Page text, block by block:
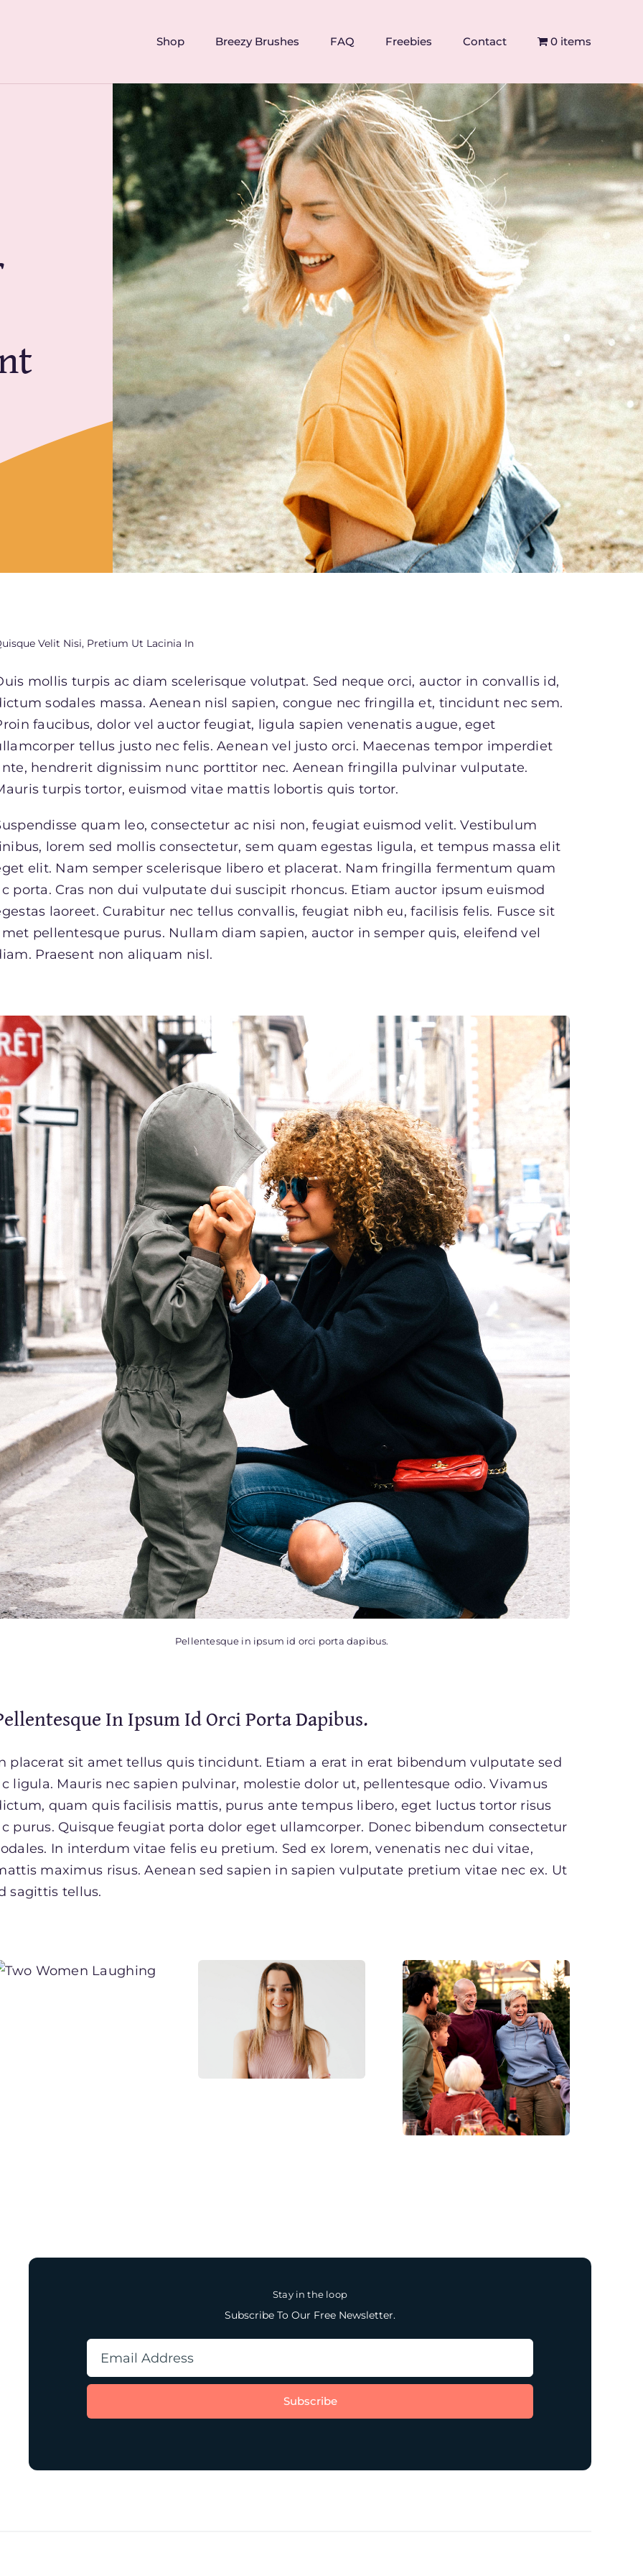
Shop Breezy Brushes FAQ Freebies Contact 0 items
Velit Nisi, Pretium Ut Lacinia In
mollis turpis ac diam scelerisque volutpat. Sed neque orci, auctor in convallis id,
sodales massa. Aenean nisl sapien, congue nec fringilla et, tincidunt nec sem.
faucibus, dolor vel auctor feugiat, ligula sapien venenatis augue, eget
tellus justo nec felis. Aenean vel justo orci. Maecenas tempor imperdiet
hendrerit dignissim nunc porttitor nec. Aenean fringilla pulvinar vulputate.
turpis tortor, euismod vitae mattis lobortis quis tortor.
quam leo, consectetur ac nisi non, feugiat euismod velit. Vestibulum
lorem sed mollis consectetur, sem quam egestas ligula, et tempus massa elit
elit. Nam semper scelerisque libero et placerat. Nam fringilla fermentum quam
porta. Cras non dui vulputate dui suscipit rhoncus. Etiam auctor ipsum euismod
laoreet. Curabitur nec tellus convallis, feugiat nibh eu, facilisis felis. Fusce sit
pellentesque purus. Nullam diam sapien, auctor in semper quis, eleifend vel
Praesent non aliquam nisl.
Pellentesque in ipsum id orci porta dapibus.
In Ipsum Id Orci Porta Dapibus.
placerat sit amet tellus quis tincidunt. Etiam a erat in erat bibendum vulputate sed
ligula. Mauris nec sapien pulvinar, molestie dolor ut, pellentesque odio. Vivamus
quam quis facilisis mattis, purus ante tempus libero, eget luctus tortor risus
purus. Quisque feugiat porta dolor eget ullamcorper. Donec bibendum consectetur
In interdum vitae felis eu pretium. Sed ex lorem, venenatis nec dui vitae,
maximus risus. Aenean sed sapien in sapien vulputate pretium vitae nec ex. Ut
sagittis tellus.
Stay in the loop
Subscribe To Our Free Newsletter.
Subscribe